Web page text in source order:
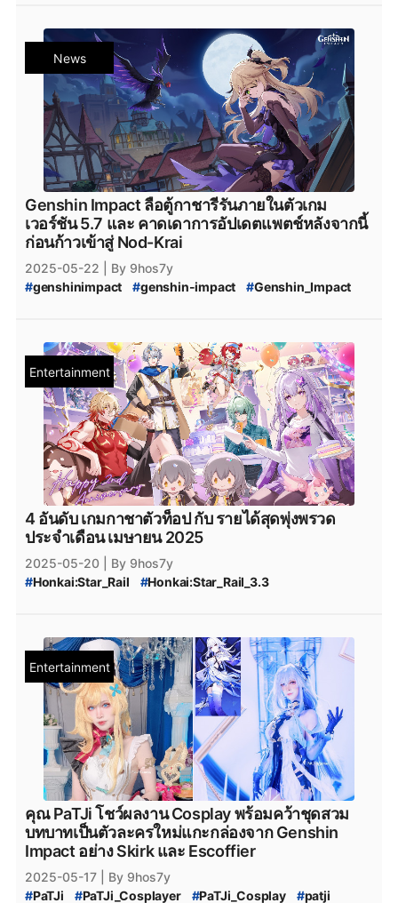
Zenless_Zone_Zero #ZZZ
Genshin_Impact_Characters
Honkai_Star_Rail_Characters
Zenless_Zone_Zero_Characters #Reddit #Teyvat
Genshin_Impact_Teyvat #Genshin_Impact_ดาวน์โหลด
Genshin_Impact_Download #Genshin_Impact_Patch
Genshin_Impact_แพตช์ #HoYoplay #HoYoverse
News
Genshin Impact ลือตู้กาชารีรันภายในตัวเกม
เวอร์ชัน 5.7 และ คาดเดาการอัปเดตแพตช์หลังจากนี้
ก่อนก้าวเข้าสู่ Nod-Krai
2025-05-22
| By 9hos7y
#genshinimpact #genshin-impact #Genshin_Impact
Teyvat #Genshin_Impact_Teyvat
Genshin_Impact_Skirk #Genshin_Impact_Mavuika
#Genshin_Impact_ดาวน์โหลด
Genshin_Impact_Download #Genshin_Impact_Patch
Genshin_Impact_แพตช์ #HoYoplay #HoYoverse
Entertainment
4 อันดับ เกมกาชาตัวท็อป กับ รายได้สุดพุ่งพรวด
ประจำเดือน เมษายน 2025
2025-05-20
| By 9hos7y
#Honkai:Star_Rail #Honkai:Star_Rail_3.3
LoveandDeepspace #Honkai_Star_Rail #pokemon
Pokémon_TCG_Pocket #Pokémon
#Pokémon_TCG #Pokemon_TCG #
InFold_Pte
InFold #Naruto #Naruto_Mobile
เกมมือถือ
เกมมือถือน่าเล่น # ข่าวเกมมือถือ #เกมมือถือใหม่ #ข่าวเกม
ข่าว_Collaboration # PCgame #MobileGame
genshinimpact #genshin-impact
Genshin_Impact
genshin_impact
Entertainment
คุณ PaTJi โชว์ผลงาน Cosplay พร้อมคว้าชุดสวม
บทบาทเป็นตัวละครใหม่แกะกล่องจาก Genshin
Impact อย่าง Skirk และ Escoffier
2025-05-17
| By 9hos7y
#PaTJi #PaTJi_Cosplayer #PaTJi_Cosplay #patji